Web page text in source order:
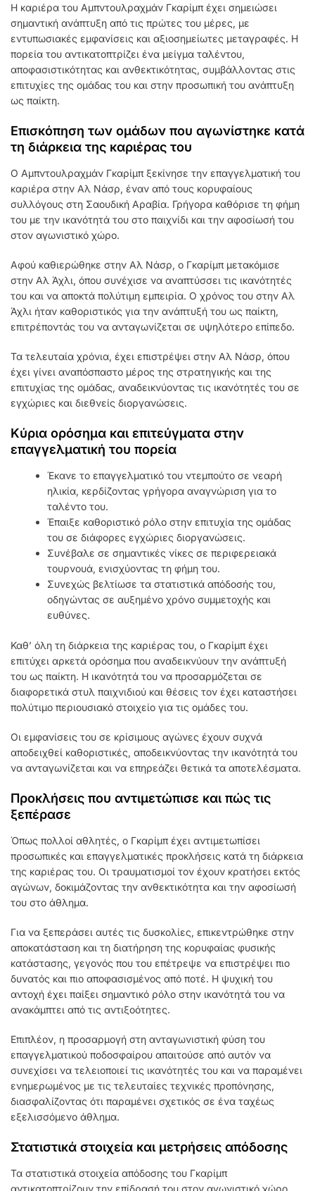
Η καριέρα του Αμπντουλραχμάν Γκαρίμπ έχει σημειώσει
σημαντική ανάπτυξη από τις πρώτες του μέρες, με
εντυπωσιακές εμφανίσεις και αξιοσημείωτες μεταγραφές. Η
πορεία του αντικατοπτρίζει ένα μείγμα ταλέντου,
αποφασιστικότητας και ανθεκτικότητας, συμβάλλοντας στις
επιτυχίες της ομάδας του και στην προσωπική του ανάπτυξη
ως παίκτη.
Επισκόπηση των ομάδων που αγωνίστηκε κατά
τη διάρκεια της καριέρας του
Ο Αμπντουλραχμάν Γκαρίμπ ξεκίνησε την επαγγελματική του
καριέρα στην Αλ Νάσρ, έναν από τους κορυφαίους
συλλόγους στη Σαουδική Αραβία. Γρήγορα καθόρισε τη φήμη
του με την ικανότητά του στο παιχνίδι και την αφοσίωσή του
στον αγωνιστικό χώρο.
Αφού καθιερώθηκε στην Αλ Νάσρ, ο Γκαρίμπ μετακόμισε
στην Αλ Άχλι, όπου συνέχισε να αναπτύσσει τις ικανότητές
του και να αποκτά πολύτιμη εμπειρία. Ο χρόνος του στην Αλ
Άχλι ήταν καθοριστικός για την ανάπτυξή του ως παίκτη,
επιτρέποντάς του να ανταγωνίζεται σε υψηλότερο επίπεδο.
Τα τελευταία χρόνια, έχει επιστρέψει στην Αλ Νάσρ, όπου
έχει γίνει αναπόσπαστο μέρος της στρατηγικής και της
επιτυχίας της ομάδας, αναδεικνύοντας τις ικανότητές του σε
εγχώριες και διεθνείς διοργανώσεις.
Κύρια ορόσημα και επιτεύγματα στην
επαγγελματική του πορεία
Έκανε το επαγγελματικό του ντεμπούτο σε νεαρή
ηλικία, κερδίζοντας γρήγορα αναγνώριση για το
ταλέντο του.
Έπαιξε καθοριστικό ρόλο στην επιτυχία της ομάδας
του σε διάφορες εγχώριες διοργανώσεις.
Συνέβαλε σε σημαντικές νίκες σε περιφερειακά
τουρνουά, ενισχύοντας τη φήμη του.
Συνεχώς βελτίωσε τα στατιστικά απόδοσής του,
οδηγώντας σε αυξημένο χρόνο συμμετοχής και
ευθύνες.
Καθ’ όλη τη διάρκεια της καριέρας του, ο Γκαρίμπ έχει
επιτύχει αρκετά ορόσημα που αναδεικνύουν την ανάπτυξή
του ως παίκτη. Η ικανότητά του να προσαρμόζεται σε
διαφορετικά στυλ παιχνιδιού και θέσεις τον έχει καταστήσει
πολύτιμο περιουσιακό στοιχείο για τις ομάδες του.
Οι εμφανίσεις του σε κρίσιμους αγώνες έχουν συχνά
αποδειχθεί καθοριστικές, αποδεικνύοντας την ικανότητά του
να ανταγωνίζεται και να επηρεάζει θετικά τα αποτελέσματα.
Προκλήσεις που αντιμετώπισε και πώς τις
ξεπέρασε
Όπως πολλοί αθλητές, ο Γκαρίμπ έχει αντιμετωπίσει
προσωπικές και επαγγελματικές προκλήσεις κατά τη διάρκεια
της καριέρας του. Οι τραυματισμοί τον έχουν κρατήσει εκτός
αγώνων, δοκιμάζοντας την ανθεκτικότητα και την αφοσίωσή
του στο άθλημα.
Για να ξεπεράσει αυτές τις δυσκολίες, επικεντρώθηκε στην
αποκατάσταση και τη διατήρηση της κορυφαίας φυσικής
κατάστασης, γεγονός που του επέτρεψε να επιστρέψει πιο
δυνατός και πιο αποφασισμένος από ποτέ. Η ψυχική του
αντοχή έχει παίξει σημαντικό ρόλο στην ικανότητά του να
ανακάμπτει από τις αντιξοότητες.
Επιπλέον, η προσαρμογή στη ανταγωνιστική φύση του
επαγγελματικού ποδοσφαίρου απαιτούσε από αυτόν να
συνεχίσει να τελειοποιεί τις ικανότητές του και να παραμένει
ενημερωμένος με τις τελευταίες τεχνικές προπόνησης,
διασφαλίζοντας ότι παραμένει σχετικός σε ένα ταχέως
εξελισσόμενο άθλημα.
Στατιστικά στοιχεία και μετρήσεις απόδοσης
Τα στατιστικά στοιχεία απόδοσης του Γκαρίμπ
αντικατοπτρίζουν την επίδρασή του στον αγωνιστικό χώρο.